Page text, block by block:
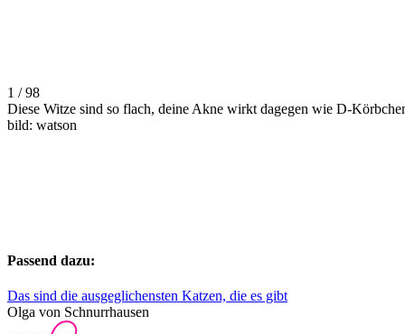
1 / 98
Diese Witze sind so flach, deine Akne wirkt dagegen wie D-
bild: watson
Passend dazu:
Das sind die ausgeglichensten Katzen, die es gibt
Olga von Schnurrhausen